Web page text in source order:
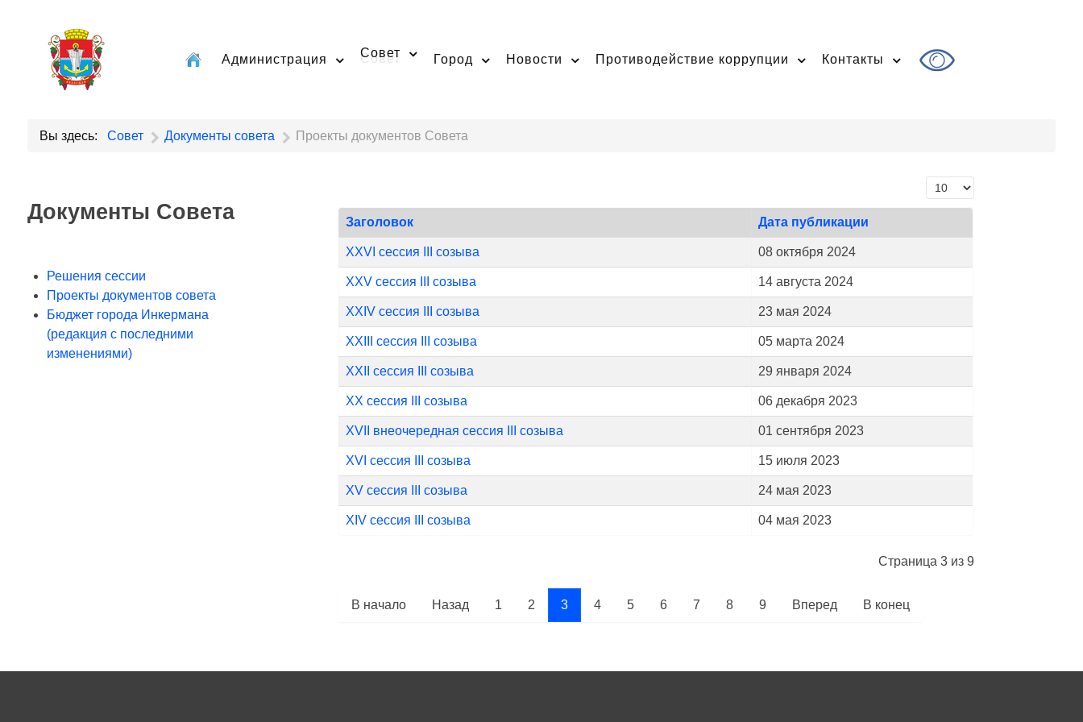
Администрация Совет Город Новости Противодействие коррупции Контакты
Вы здесь: Совет Документы совета Проекты документов Совета
Документы Совета
Решения сессии
Проекты документов совета
Бюджет города Инкермана
(редакция с последними
изменениями)
Кол-во строк:
Заголовок Дата публикации
XXVI сессия III созыва 08 октября 2024
XXV сессия III созыва 14 августа 2024
XXIV сессия III созыва 23 мая 2024
XXIII сессия III созыва 05 марта 2024
XXII сессия III созыва 29 января 2024
XX сессия III созыва 06 декабря 2023
XVII внеочередная сессия III созыва 01 сентября 2023
XVI сессия III созыва 15 июля 2023
XV сессия III созыва 24 мая 2023
XIV сессия III созыва 04 мая 2023
Страница 3 из 9
В начало Назад 1 2 3 4 5 6 7 8 9 Вперед В конец